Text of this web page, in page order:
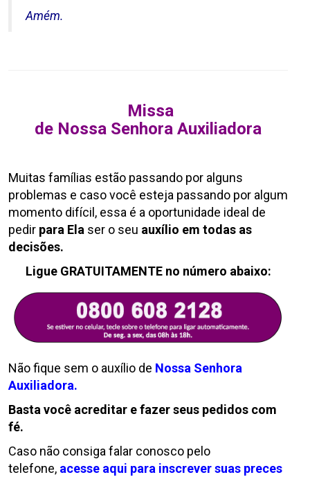
Amém.
Missa
de Nossa Senhora Auxiliadora
Muitas famílias estão passando por alguns
problemas e caso você esteja passando por algum
momento difícil, essa é a oportunidade ideal de
pedir para Ela ser o seu auxílio em todas as
decisões.
Ligue GRATUITAMENTE no número abaixo:
Não fique sem o auxílio de Nossa Senhora
Auxiliadora.
Basta você acreditar e fazer seus pedidos com
fé.
Caso não consiga falar conosco pelo
telefone, acesse aqui para inscrever suas preces